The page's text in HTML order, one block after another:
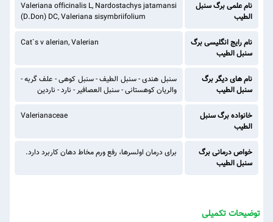
نام علمی برگ سنبل
الطیب
Valeriana officinalis L, Nardostachys jatamansi
(D.Don) DC, Valeriana sisymbriifolium
نام رایج انگلیسی برگ
سنبل الطیب
Cat`s v alerian, Valerian
نام های دیگر برگ
سنبل الطیب
سنبل هندی - سنبل الطیف - سنبل کوهی - علف گربه -
والریان کوهستانی - سنبل العصافیر - نارد - ناردین
خانواده برگ سنبل
الطیب
Valerianaceae
خواص درمانی برگ
سنبل الطیب
برای درمان اولسرها، رفع ورم مخاط دهان کاربرد دارد.
توضیحات تکمیلی